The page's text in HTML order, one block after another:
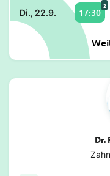
Di., 22.9. 17:30
2
Dr.